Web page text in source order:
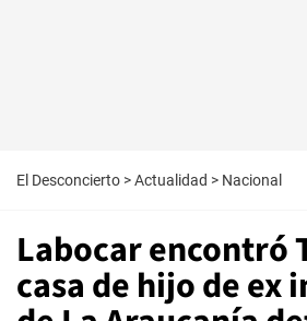
El Desconcierto >Actualidad > Nacional
Labocar encontró
casa de hijo de ex